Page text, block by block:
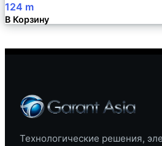
124 m
В Корзину
Технологические решения,